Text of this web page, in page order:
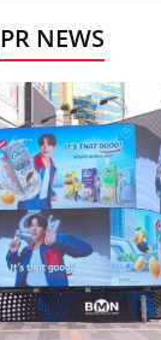
PR NEWS